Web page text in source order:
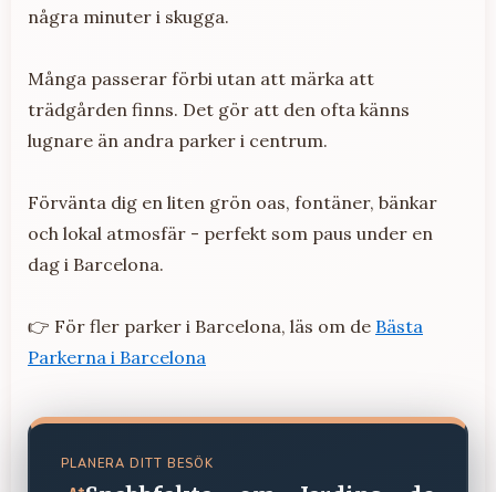
några minuter i skugga.
Många passerar förbi utan att märka att
trädgården finns. Det gör att den ofta känns
lugnare än andra parker i centrum.
Förvänta dig en liten grön oas, fontäner, bänkar
och lokal atmosfär - perfekt som paus under en
dag i Barcelona.
👉 För fler parker i Barcelona, läs om de Bästa
Parkerna i Barcelona
PLANERA DITT BESÖK